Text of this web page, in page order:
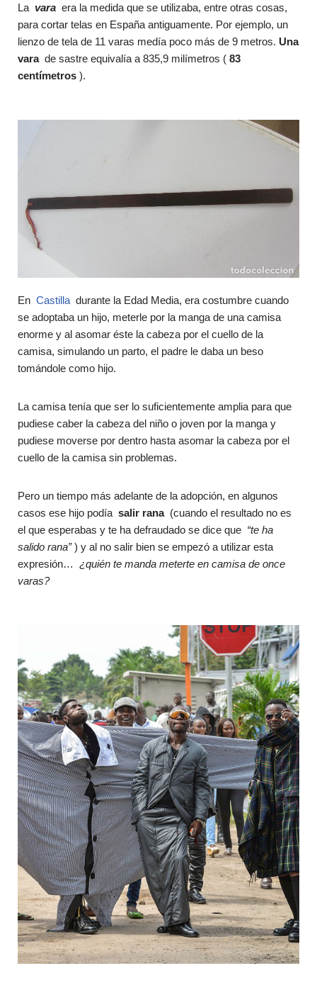
La vara era la medida que se utilizaba, entre otras cosas,
para cortar telas en España antiguamente. Por ejemplo, un
lienzo de tela de 11 varas medía poco más de 9 metros. Una
varade sastre equivalía a 835,9 milímetros ( 83
centímetros ).
En Castilla durante la Edad Media, era costumbre cuando
se adoptaba un hijo, meterle por la manga de una camisa
enorme y al asomar éste la cabeza por el cuello de la
camisa, simulando un parto, el padre le daba un beso
tomándole como hijo.
La camisa tenía que ser lo suficientemente amplia para que
pudiese caber la cabeza del niño o joven por la manga y
pudiese moverse por dentro hasta asomar la cabeza por el
cuello de la camisa sin problemas.
Pero un tiempo más adelante de la adopción, en algunos
casos ese hijo podía salir rana(cuando el resultado no es
el que esperabas y te ha defraudado se dice que “te ha
salido rana”) y al no salir bien se empezó a utilizar esta
expresión… ¿quién te manda meterte en camisa de once
varas?